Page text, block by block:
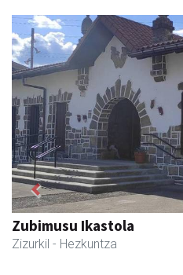
Zubimusu Ikastola
Zizurkil - Hezkuntza
Previous